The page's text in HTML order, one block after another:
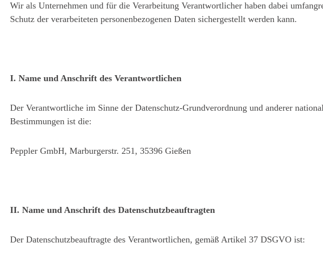
Wir als Unternehmen und für die Verarbeitung Verantwortlicher haben dabei
Schutz der verarbeiteten personenbezogenen Daten sichergestellt werden kann.
I. Name und Anschrift des Verantwortlichen
Der Verantwortliche im Sinne der Datenschutz-Grundverordnung und anderer
Bestimmungen ist die:
Peppler GmbH, Marburgerstr. 251, 35396 Gießen
II. Name und Anschrift des Datenschutzbeauftragten
Der Datenschutzbeauftragte des Verantwortlichen, gemäß Artikel 37 DSGVO ist: